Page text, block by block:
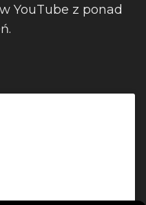
YouTube z ponad